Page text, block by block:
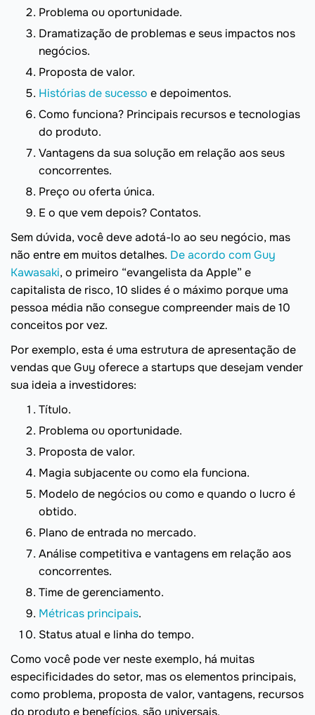
Problema ou oportunidade.
Dramatização de problemas e seus impactos nos
negócios.
Proposta de valor.
Histórias de sucesso e depoimentos.
Como funciona? Principais recursos e tecnologias
do produto.
Vantagens da sua solução em relação aos seus
concorrentes.
Preço ou oferta única.
E o que vem depois? Contatos.
Sem dúvida, você deve adotá-lo ao seu negócio, mas
não entre em muitos detalhes. De acordo com Guy
Kawasaki, o primeiro “evangelista da Apple” e
capitalista de risco, 10 slides é o máximo porque uma
pessoa média não consegue compreender mais de 10
conceitos por vez.
Por exemplo, esta é uma estrutura de apresentação de
vendas que Guy oferece a startups que desejam vender
sua ideia a investidores:
Título.
Problema ou oportunidade.
Proposta de valor.
Magia subjacente ou como ela funciona.
Modelo de negócios ou como e quando o lucro é
obtido.
Plano de entrada no mercado.
Análise competitiva e vantagens em relação aos
concorrentes.
Time de gerenciamento.
Métricas principais.
Status atual e linha do tempo.
Como você pode ver neste exemplo, há muitas
especificidades do setor, mas os elementos principais,
como problema, proposta de valor, vantagens, recursos
do produto e benefícios, são universais.